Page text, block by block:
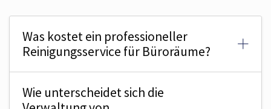
Was kostet ein professioneller
Reinigungsservice für Büroräume?
Wie unterscheidet sich die